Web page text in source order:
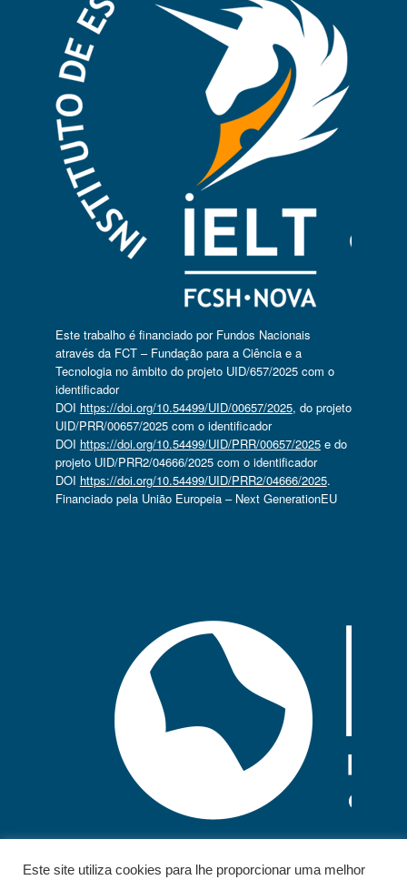
Este trabalho é financiado por Fundos Nacionais
através da FCT – Fundação para a Ciência e a
Tecnologia no âmbito do projeto UID/657/2025 com o
identificador
DOI https://doi.org/10.54499/UID/00657/2025, do projeto
UID/PRR/00657/2025 com o identificador
DOI https://doi.org/10.54499/UID/PRR/00657/2025e do
projeto UID/PRR2/04666/2025 com o identificador
DOI https://doi.org/10.54499/UID/PRR2/04666/2025.
Financiado pela União Europeia – Next GenerationEU
Este site utiliza cookies para lhe proporcionar uma melhor